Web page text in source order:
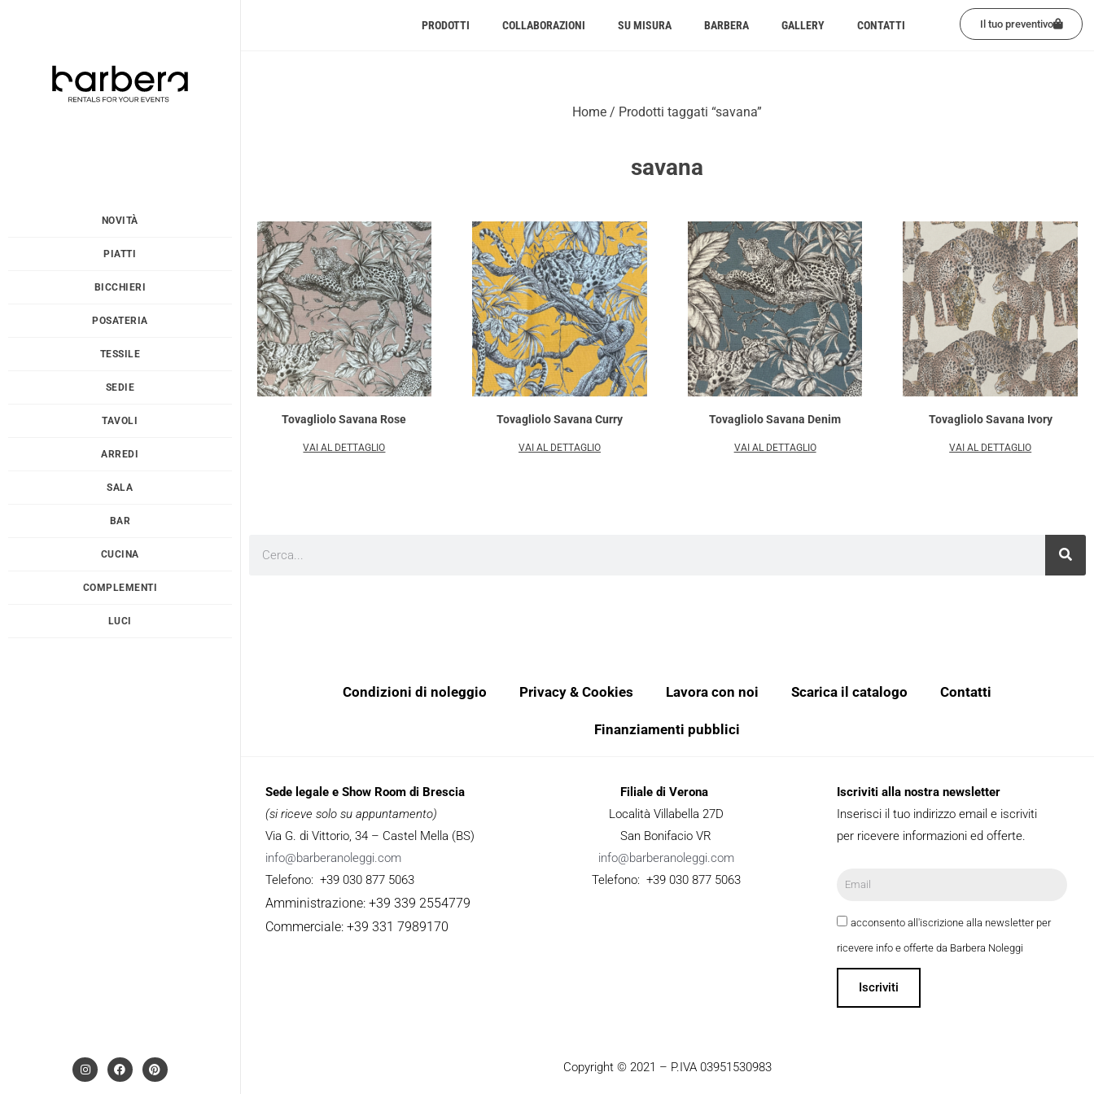
contenuto
NOVITÀ
PIATTI
BICCHIERI
POSATERIA
TESSILE
SEDIE
TAVOLI
ARREDI
SALA
BAR
CUCINA
COMPLEMENTI
LUCI
I
n
s
F
a
c
P
i
n
PRODOTTI COLLABORAZIONI SU MISURA BARBERA GALLERY CONTATTI Il tuo preventivo
Home / Prodotti taggati “savana”
savana
Tovagliolo Savana Rose
VAI AL DETTAGLIO
Tovagliolo Savana Curry
VAI AL DETTAGLIO
Tovagliolo Savana Denim
VAI AL DETTAGLIO
Tovagliolo Savana Ivory
VAI AL DETTAGLIO
Condizioni di noleggio Privacy & Cookies Lavora con noi Scarica il catalogo Contatti
Finanziamenti pubblici
Sede legale e Show Room di Brescia
(si riceve solo su appuntamento)
Via G. di Vittorio, 34 – Castel Mella (BS)
info@barberanoleggi.com
Telefono: +39 030 877 5063
Amministrazione: +39 339 2554779
Commerciale: +39 331 7989170
Filiale di Verona
Località Villabella 27D
San Bonifacio VR
info@barberanoleggi.com
Telefono: +39 030 877 5063
Iscriviti alla nostra newsletter
Inserisci il tuo indirizzo email e iscriviti
per ricevere informazioni ed offerte.
acconsento all'iscrizione alla newsletter per
ricevere info e offerte da Barbera Noleggi
Iscriviti
Copyright © 2021 – P.IVA 03951530983